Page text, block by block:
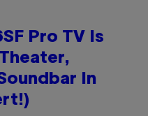
Pro TV Is
In